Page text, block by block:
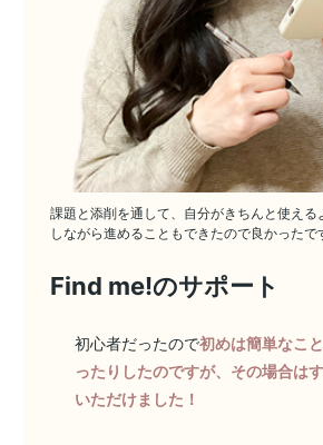
課題と添削を通して、自分がきちんと使える
しながら進めることもできたので良かったで
Find me!のサポート
初心者だったので初めは簡単なこ
ったりしたのですが、その場合は
いただけました！